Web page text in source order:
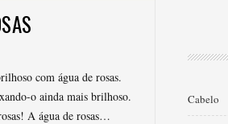
com água de rosas.
o ainda mais brilhoso.
A água de rosas…
Cabelo